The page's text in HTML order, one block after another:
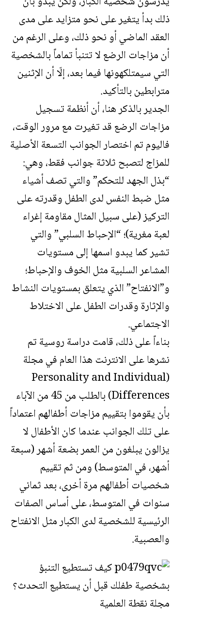
ذلك بدأ يتغير على نحو متزايد على مدى
العقد الماضي أو نحو ذلك، وعلى الرغم من
أن مزاجات الرضع لا تتنبأ تماماً بالشخصية
التي سيمتلكهونها فيما بعد، إلّا أن الإثنين
مترابطين بالتأكيد.
الجدير بالذكر هنا، أن أنظمة تسجيل
مزاجات الرضع قد تغيرت مع مرور الوقت،
فاليوم تم اختصار الجوانب التسعة الأصلية
للمزاج لتصبح ثلاثة جوانب فقط، وهي:
“بذل الجهد للتحكم” والتي تصف أشياء
مثل ضبط النفس لدى الطفل وقدرته على
التركيز (على سبيل المثال مقاومة إغراء
لعبة مغرية)؛ “الإحباط السلبي” والتي
تشير كما يبدو اسمها إلى مستويات
المشاعر السلبية مثل الخوف والإحباط؛
و”الانفتاح” الذي يتعلق بمستويات النشاط
والإثارة وقدرات الطفل على الاختلاط
الاجتماعي.
بناءاً على ذلك، قامت دراسة روسية تم
نشرها على الانترنت هذا العام في مجلة
(Personality and Individual
Differences) بالطلب من 45 من الآباء
بأن يقوموا بتقييم مزاجات أطفالهم اعتماداً
على تلك الجوانب عندما كان الأطفال لا
يزالون يبلغون من العمر بضعة أشهر (سبعة
أشهر، في المتوسط) ومن ثم تقييم
شخصيات أطفالهم مرة أخرى، بعد ثماني
سنوات في المتوسط، على أساس الصفات
الرئيسية للشخصية لدى الكبار مثل الانفتاح
والعصبية.